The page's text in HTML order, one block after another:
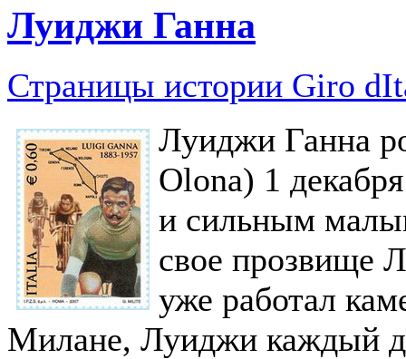
Луиджи Ганна
Страницы истории Giro
Луиджи Ганна
Olona) 1
и сильным
свое прозвище
уже работал
Милане, Луиджи каждый